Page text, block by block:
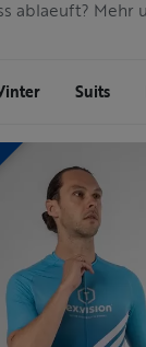
ablaeuft? Mehr
Suits